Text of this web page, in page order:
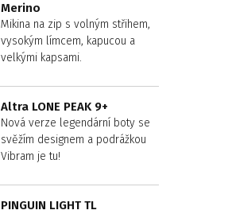
Merino
Mikina na zip s volným střihem,
vysokým límcem, kapucou a
velkými kapsami.
Altra LONE PEAK 9+
Nová verze legendární boty se
svěžím designem a podrážkou
Vibram je tu!
PINGUIN LIGHT TL